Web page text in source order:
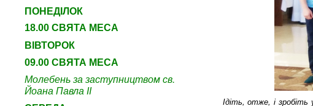
ПОНЕДІЛОК
18.00 СВЯТА МЕСА
ВІВТОРОК
09.00 СВЯТА МЕСА
Молебень за заступництвом св.
Йоана Павла ІІ
Ідіть, отже, і